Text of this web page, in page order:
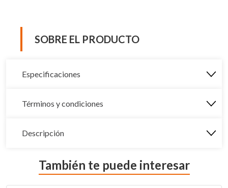
SOBRE EL PRODUCTO
Especificaciones
Términos y condiciones
Descripción
También te puede interesar